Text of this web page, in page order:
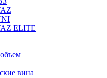
ELITE
вина